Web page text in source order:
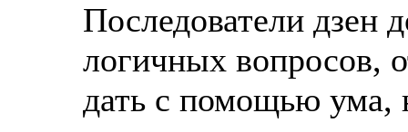
Последователи дзен
логичных вопросов,
дать с помощью ума,